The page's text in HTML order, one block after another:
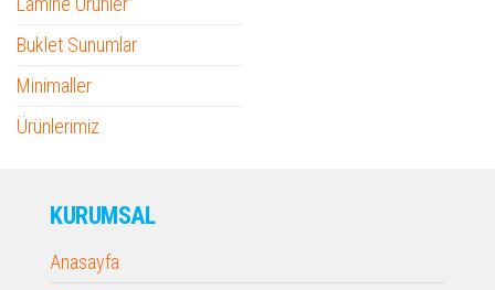
Buklet Sunumlar
Minimaller
Ürünlerimiz
KURUMSAL
Anasayfa